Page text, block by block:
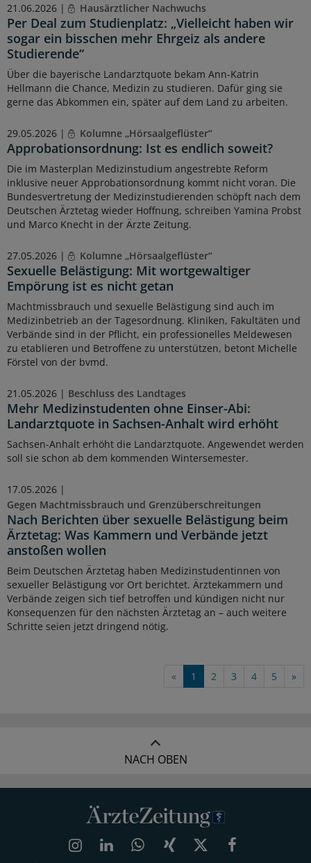
21.06.2026 | Hausärztlicher Nachwuchs
Per Deal zum Studienplatz: „Vielleicht haben wir
sogar ein bisschen mehr Ehrgeiz als andere
Studierende“
Über die bayerische Landarztquote bekam Ann-Katrin
Hellmann die Chance, Medizin zu studieren. Dafür ging sie
gerne das Abkommen ein, später auf dem Land zu arbeiten.
29.05.2026 | Kolumne „Hörsaalgeflüster“
Approbationsordnung: Ist es endlich soweit?
Die im Masterplan Medizinstudium angestrebte Reform
inklusive neuer Approbationsordnung kommt nicht voran. Die
Bundesvertretung der Medizinstudierenden schöpft nach dem
Deutschen Ärztetag wieder Hoffnung, schreiben Yamina Probst
und Marco Knecht in der Ärzte Zeitung.
27.05.2026 | Kolumne „Hörsaalgeflüster“
Sexuelle Belästigung: Mit wortgewaltiger
Empörung ist es nicht getan
Machtmissbrauch und sexuelle Belästigung sind auch im
Medizinbetrieb an der Tagesordnung. Kliniken, Fakultäten und
Verbände sind in der Pflicht, ein professionelles Meldewesen
zu etablieren und Betroffene zu unterstützen, betont Michelle
Förstel von der bvmd.
21.05.2026 | Beschluss des Landtages
Mehr Medizinstudenten ohne Einser-Abi:
Landarztquote in Sachsen-Anhalt wird erhöht
Sachsen-Anhalt erhöht die Landarztquote. Angewendet werden
soll sie schon ab dem kommenden Wintersemester.
17.05.2026 |
Gegen Machtmissbrauch und Grenzüberschreitungen
Nach Berichten über sexuelle Belästigung beim
Ärztetag: Was Kammern und Verbände jetzt
anstoßen wollen
Beim Deutschen Ärztetag haben Medizinstudentinnen von
sexueller Belästigung vor Ort berichtet. Ärztekammern und
Verbände zeigen sich tief betroffen und kündigen nicht nur
Konsequenzen für den nächsten Ärztetag an – auch weitere
Schritte seien jetzt dringend nötig.
« 1 2 3 4 5 »
NACH OBEN